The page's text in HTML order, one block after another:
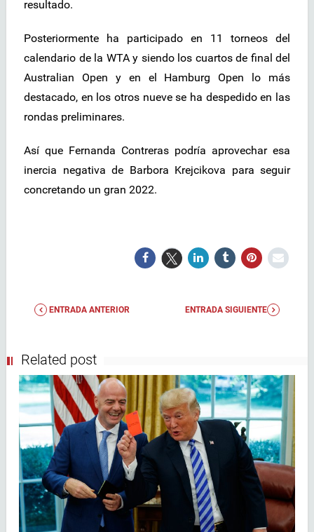
resultado.
Posteriormente ha participado en 11 torneos del
calendario de la WTA y siendo los cuartos de final del
Australian Open y en el Hamburg Open lo más
destacado, en los otros nueve se ha despedido en las
rondas preliminares.
Así que Fernanda Contreras podría aprovechar esa
inercia negativa de Barbora Krejcikova para seguir
concretando un gran 2022.
ENTRADA ANTERIOR ENTRADA SIGUIENTE
Related post